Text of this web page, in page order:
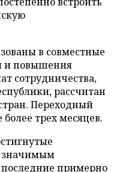
в совместные
и повышения
сотрудничества,
рассчитан
Переходный
трех месяцев.
значимым
последние примерно